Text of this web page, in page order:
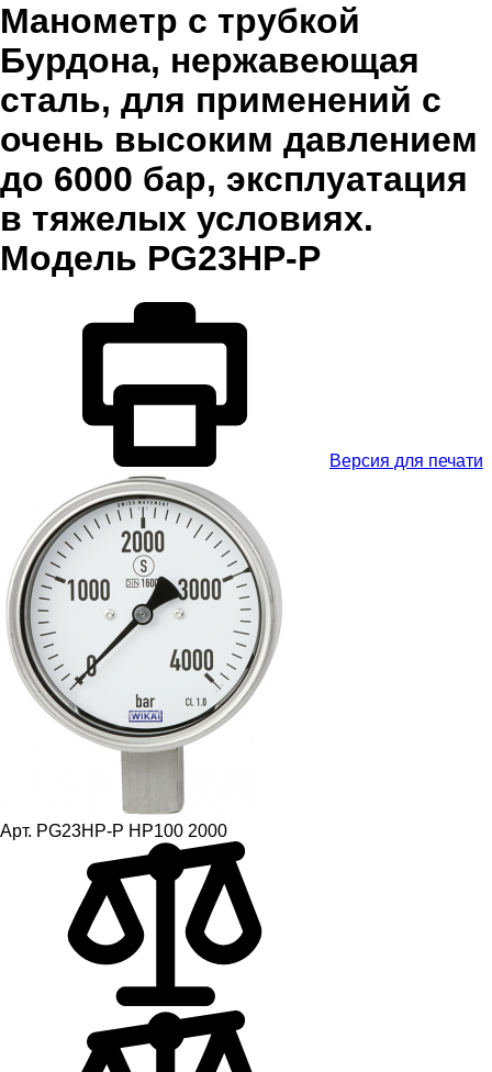
Манометр с трубкой
Бурдона, нержавеющая
сталь, для применений с
очень высоким давлением
до 6000 бар, эксплуатация
в тяжелых условиях.
Модель PG23HP-P
Версия для печати
Арт. PG23HP-P НР100 2000